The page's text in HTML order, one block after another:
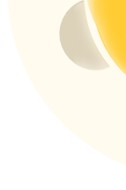
Zaloguj sieZapisać się